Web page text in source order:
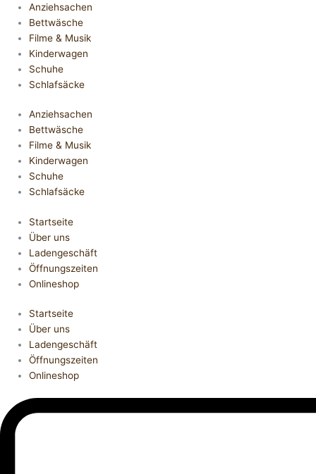
Anziehsachen
Bettwäsche
Filme & Musik
Kinderwagen
Schuhe
Schlafsäcke
Anziehsachen
Bettwäsche
Filme & Musik
Kinderwagen
Schuhe
Schlafsäcke
Startseite
Über uns
Ladengeschäft
Öffnungszeiten
Onlineshop
Startseite
Über uns
Ladengeschäft
Öffnungszeiten
Onlineshop